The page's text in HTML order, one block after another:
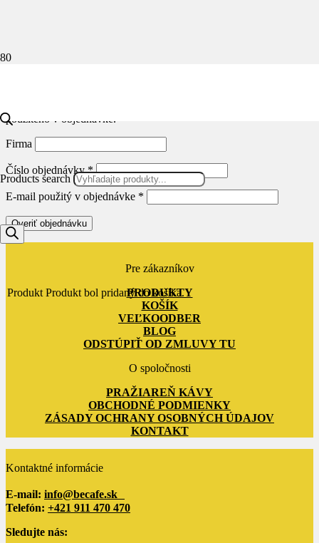
Products search
ProduktProduktbol pridaný do košíka.
použitého v objednávke.
Firma
Číslo objednávky*
E-mail použitý v objednávke *
Overiť objednávku
Pre zákazníkov
PRODUKTY
KOŠÍK
VEĽKOODBER
BLOG
ODSTÚPIŤ OD ZMLUVY TU
O spoločnosti
PRAŽIAREŇ KÁVY
OBCHODNÉ PODMIENKY
ZÁSADY OCHRANY OSOBNÝCH ÚDAJOV
KONTAKT
Kontaktné informácie
E-mail: info@becafe.sk
Telefón: +421 911 470 470
Sledujte nás: